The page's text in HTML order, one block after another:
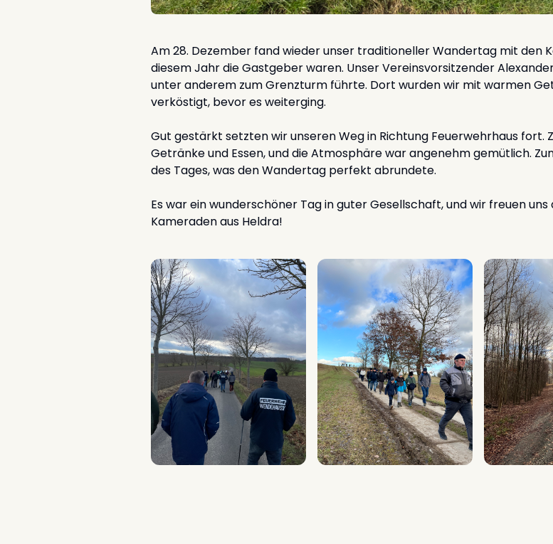
Am 28. Dezember fand wieder unser traditioneller Wandertag mit den
diesem Jahr die Gastgeber waren. Unser Vereinsvorsitzender
unter anderem zum Grenzturm führte. Dort wurden wir mit warmen
verköstigt, bevor es weiterging.
Gut gestärkt setzten wir unseren Weg in Richtung Feuerwehrhaus fort.
Getränke und Essen, und die Atmosphäre war angenehm gemütlich.
des Tages, was den Wandertag perfekt abrundete.
Es war ein wunderschöner Tag in guter Gesellschaft, und wir freuen
Kameraden aus Heldra!